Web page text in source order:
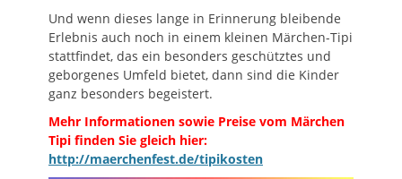
Und wenn dieses lange in Erinnerung bleibende
Erlebnis auch noch in einem kleinen Märchen-Tipi
stattfindet, das ein besonders geschütztes und
geborgenes Umfeld bietet, dann sind die Kinder
ganz besonders begeistert.
Mehr Informationen sowie Preise vom Märchen
Tipi finden Sie gleich hier:
http://maerchenfest.de/tipikosten